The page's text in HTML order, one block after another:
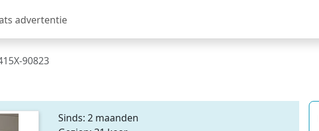
advertentie
90823
Sinds: 2 maanden